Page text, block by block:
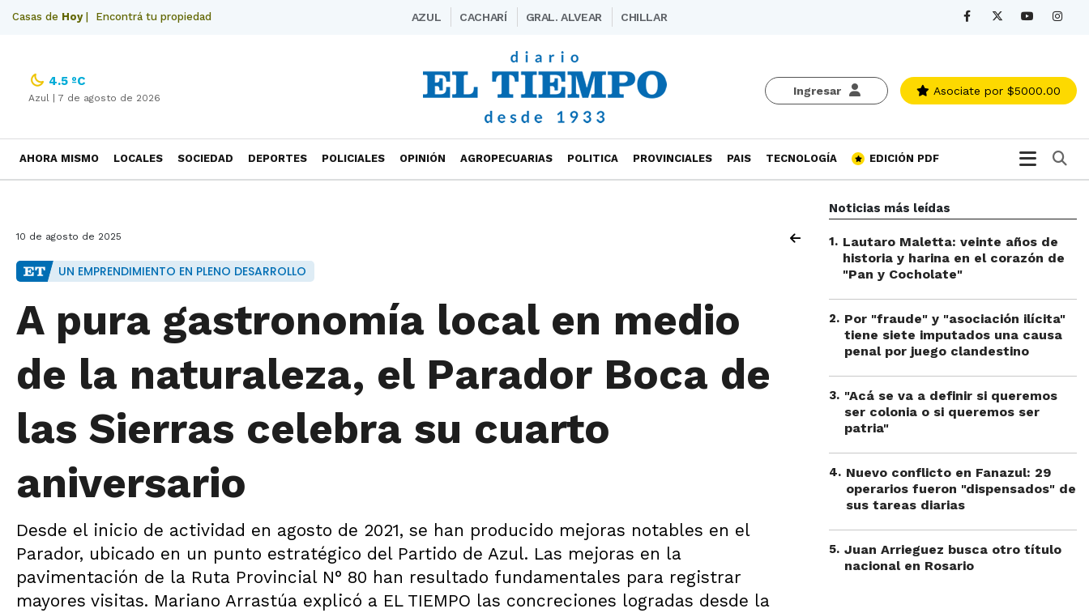
Casas de Hoy| Encontrá tu propiedad AZUL CACHARÍ GRAL. ALVEAR CHILLAR
Ingresar Asociate por $5000.00
4.5 ºC
Azul | 7 de agosto de 2026
AHORA MISMO LOCALES SOCIEDAD DEPORTES POLICIALES OPINIÓN AGROPECUARIAS POLITICA PROVINCIALES PAIS TECNOLOGÍA EDICIÓN PDF
10 de agosto de 2025
UN EMPRENDIMIENTO EN PLENO DESARROLLO
A pura gastronomía local en medio
de la naturaleza, el Parador Boca de
las Sierras celebra su cuarto
aniversario
Desde el inicio de actividad en agosto de 2021, se han producido mejoras notables en el
Parador, ubicado en un punto estratégico del Partido de Azul. Las mejoras en la
pavimentación de la Ruta Provincial N° 80 han resultado fundamentales para registrar
mayores visitas. Mariano Arrastúa explicó a EL TIEMPO las concreciones logradas desde la
Noticias más leídas
1. Lautaro Maletta: veinte años de
historia y harina en el corazón de
"Pan y Cocholate"
2. Por "fraude" y "asociación ilícita"
tiene siete imputados una causa
penal por juego clandestino
3. "Acá se va a definir si queremos
ser colonia o si queremos ser
patria"
4. Nuevo conflicto en Fanazul: 29
operarios fueron "dispensados" de
sus tareas diarias
5. Juan Arrieguez busca otro título
nacional en Rosario